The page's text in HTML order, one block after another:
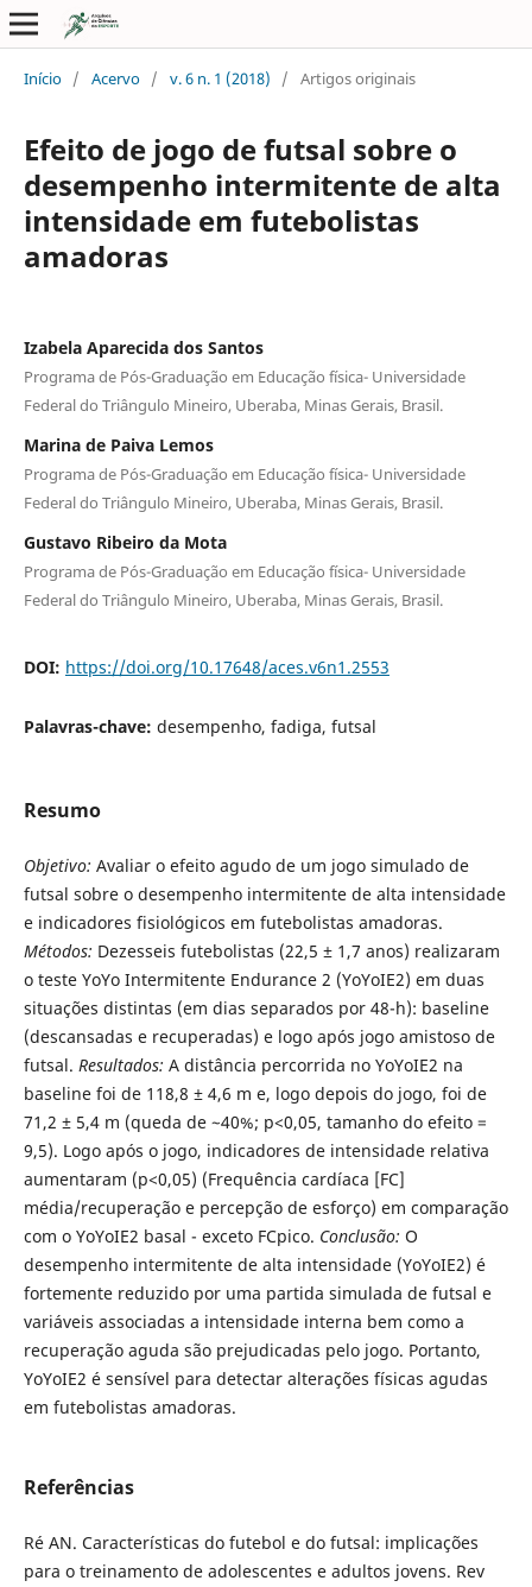
Início / Acervo / v. 6 n. 1 (2018) / Artigos originais
Efeito de jogo de futsal sobre o
desempenho intermitente de alta
intensidade em futebolistas
amadoras
Izabela Aparecida dos Santos
Programa de Pós-Graduação em Educação física- Universidade
Federal do Triângulo Mineiro, Uberaba, Minas Gerais, Brasil.
Marina de Paiva Lemos
Programa de Pós-Graduação em Educação física- Universidade
Federal do Triângulo Mineiro, Uberaba, Minas Gerais, Brasil.
Gustavo Ribeiro da Mota
Programa de Pós-Graduação em Educação física- Universidade
Federal do Triângulo Mineiro, Uberaba, Minas Gerais, Brasil.
DOI: https://doi.org/10.17648/aces.v6n1.2553
Palavras-chave: desempenho, fadiga, futsal
Resumo
Objetivo: Avaliar o efeito agudo de um jogo simulado de
futsal sobre o desempenho intermitente de alta intensidade
e indicadores fisiológicos em futebolistas amadoras.
Métodos: Dezesseis futebolistas (22,5 ± 1,7 anos) realizaram
o teste YoYo Intermitente Endurance 2 (YoYoIE2) em duas
situações distintas (em dias separados por 48-h): baseline
(descansadas e recuperadas) e logo após jogo amistoso de
futsal. Resultados: A distância percorrida no YoYoIE2 na
baseline foi de 118,8 ± 4,6 m e, logo depois do jogo, foi de
71,2 ± 5,4 m (queda de ~40%; p<0,05, tamanho do efeito =
9,5). Logo após o jogo, indicadores de intensidade relativa
aumentaram (p<0,05) (Frequência cardíaca [FC]
média/recuperação e percepção de esforço) em comparação
com o YoYoIE2 basal - exceto FCpico. Conclusão: O
desempenho intermitente de alta intensidade (YoYoIE2) é
fortemente reduzido por uma partida simulada de futsal e
variáveis associadas a intensidade interna bem como a
recuperação aguda são prejudicadas pelo jogo. Portanto,
YoYoIE2 é sensível para detectar alterações físicas agudas
em futebolistas amadoras.
Referências
Ré AN. Características do futebol e do futsal: implicações
para o treinamento de adolescentes e adultos jovens. Rev